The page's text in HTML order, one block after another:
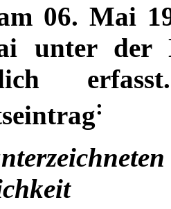
06. Mai
unter der
: